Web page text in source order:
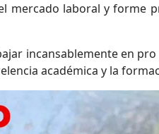
mercado laboral y forme
incansablemente en pro
académica y la